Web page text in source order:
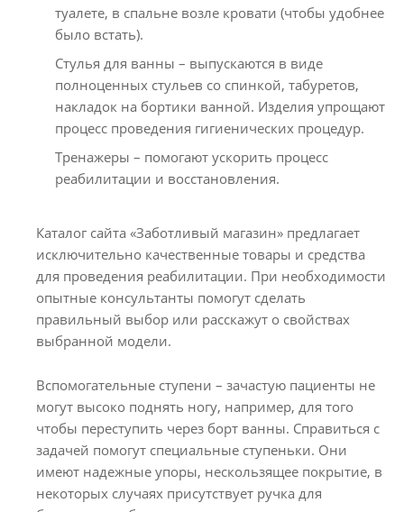
туалете, в спальне возле кровати (чтобы удобнее
было встать).
Стулья для ванны – выпускаются в виде
полноценных стульев со спинкой, табуретов,
накладок на бортики ванной. Изделия упрощают
процесс проведения гигиенических процедур.
Тренажеры – помогают ускорить процесс
реабилитации и восстановления.
Каталог сайта «Заботливый магазин» предлагает
исключительно качественные товары и средства
для проведения реабилитации. При необходимости
опытные консультанты помогут сделать
правильный выбор или расскажут о свойствах
выбранной модели.
Вспомогательные ступени – зачастую пациенты не
могут высоко поднять ногу, например, для того
чтобы переступить через борт ванны. Справиться с
задачей помогут специальные ступеньки. Они
имеют надежные упоры, нескользящее покрытие, в
некоторых случаях присутствует ручка для